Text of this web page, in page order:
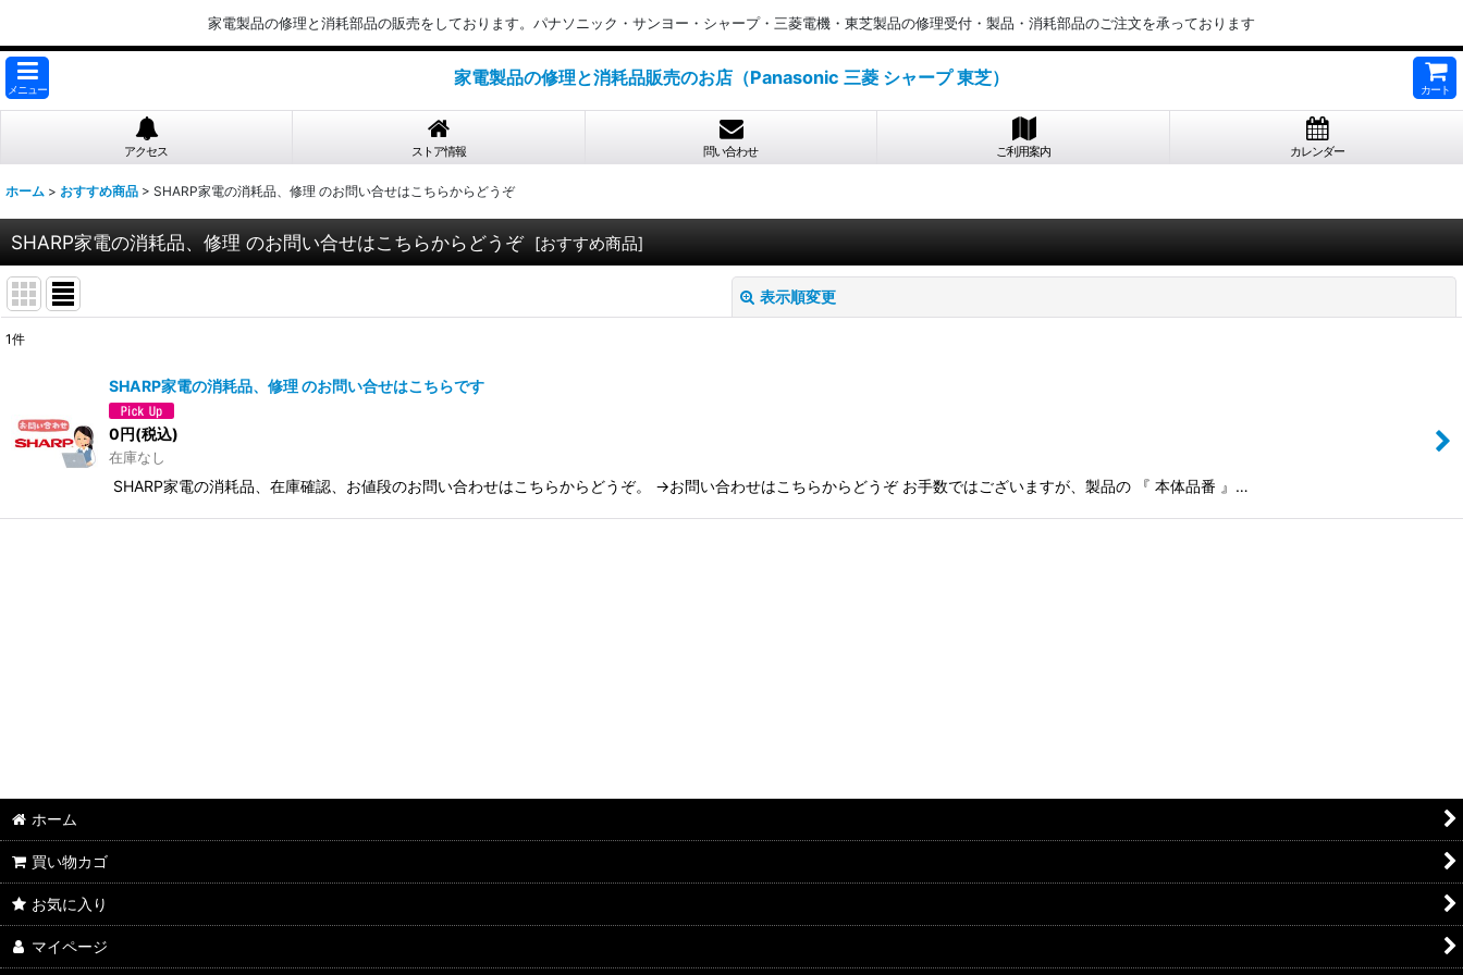
家電製品の修理と消耗部品の販売をしております。パナソニック・サンヨー・シャープ・三菱電機・東芝製品の修理受付・製品・消耗部品のご注文を承っております
メニュー
家電製品の修理と消耗品販売のお店（Panasonic 三菱 シャープ 東芝）
カート
アクセス ストア情報 問い合わせ ご利用案内 カレンダー
ホーム > おすすめ商品 > SHARP家電の消耗品、修理 のお問い合せはこちらからどうぞ
SHARP家電の消耗品、修理 のお問い合せはこちらからどうぞ [おすすめ商品]
表示順変更
並び順:
絞り込む
1件
SHARP家電の消耗品、修理 のお問い合せはこちらです
0円(税込)
在庫なし
SHARP家電の消耗品、在庫確認、お値段のお問い合わせはこちらからどうぞ。 →お問い合わせはこちらからどうぞ お手数ではございますが、製品の 『 本体品番 』…
ホーム
買い物カゴ
お気に入り
マイページ